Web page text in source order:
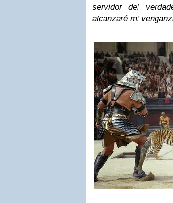
servidor del
alcanzaré mi